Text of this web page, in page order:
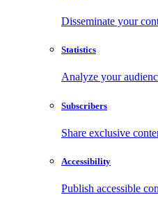
Disseminate your
Statistics
Analyze your
Subscribers
Share exclusive
Accessibility
Publish accessible